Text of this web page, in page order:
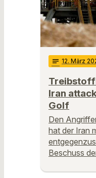
notes 12. März
Iran
Golf
Den
hat der Iran
Beschuss